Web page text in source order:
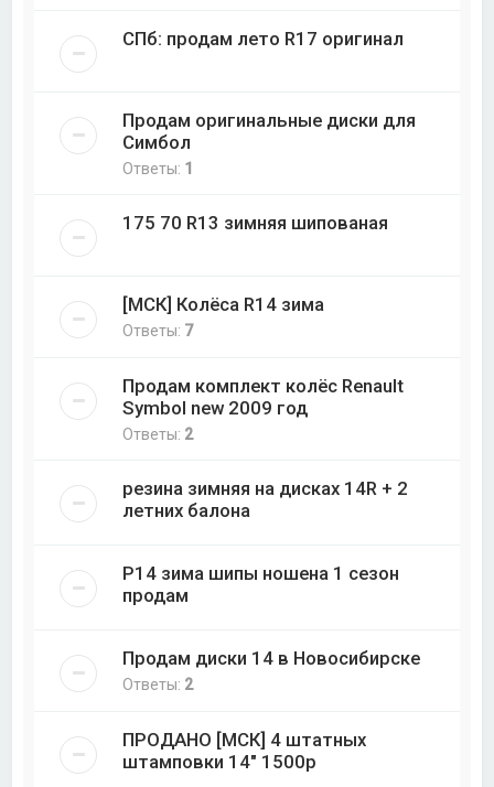
СПб: продам лето R17 оригинал
Продам оригинальные диски для
Симбол
Ответы: 1
175 70 R13 зимняя шипованая
[МСК] Колёса R14 зима
Ответы: 7
Продам комплект колёс Renault
Symbol new 2009 год
Ответы: 2
резина зимняя на дисках 14R + 2
летних балона
Р14 зима шипы ношена 1 сезон
продам
Продам диски 14 в Новосибирске
Ответы: 2
ПРОДАНО [МСК] 4 штатных
штамповки 14" 1500р